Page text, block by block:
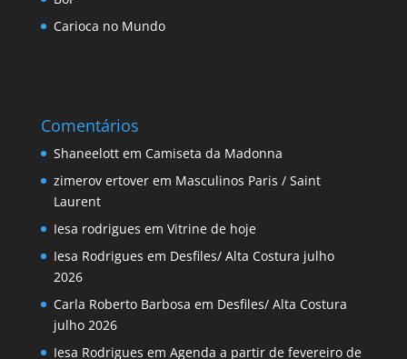
Carioca no Mundo
Comentários
Shaneelottem Camiseta da Madonna
zimerov ertoverem Masculinos Paris / Saint
Laurent
Iesa rodrigues em Vitrine de hoje
Iesa Rodrigues em Desfiles/ Alta Costura julho
2026
Carla Roberto Barbosa em Desfiles/ Alta Costura
julho 2026
Iesa Rodrigues em Agenda a partir de fevereiro de